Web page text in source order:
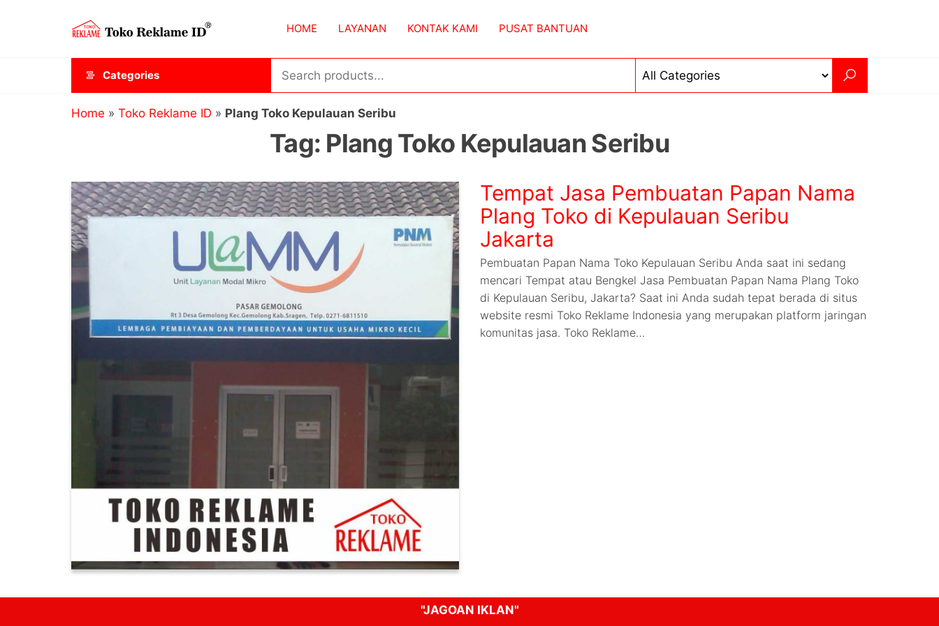
ID
HOME LAYANAN KONTAK KAMI PUSAT BANTUAN
Categories
Home » Toko Reklame ID » Plang Toko Kepulauan Seribu
Tag: Plang Toko Kepulauan Seribu
Tempat Jasa Pembuatan Papan Nama
Plang Toko di Kepulauan Seribu
Jakarta
Pembuatan Papan Nama Toko Kepulauan Seribu Anda saat ini sedang
mencari Tempat atau Bengkel Jasa Pembuatan Papan Nama Plang Toko
di Kepulauan Seribu, Jakarta? Saat ini Anda sudah tepat berada di situs
website resmi Toko Reklame Indonesia yang merupakan platform jaringan
komunitas jasa. Toko Reklame…
"JAGOAN IKLAN"